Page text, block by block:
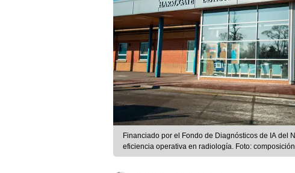
Financiado por el Fondo de Diagnósticos de IA del
eficiencia operativa en radiología. Foto: